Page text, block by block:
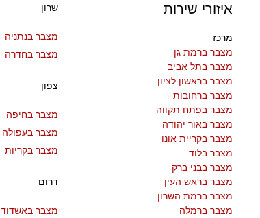
איזורי שירות
מרכז
מצבר ברמת גן
מצבר בתל אביב
מצבר בראשון לציון
מצבר ברחובות
מצבר בפתח תקווה
מצבר באור יהודה
מצבר בקריית אונו
מצבר בלוד
מצבר בבני ברק
מצבר בראש העין
מצבר ברמת השרון
מצבר ברמלה
שרון
מצבר בנתניה
מצבר בחדרה
צפון
מצבר בחיפה
מצבר בעפולה
מצבר בקריות
דרום
מצבר באשדוד